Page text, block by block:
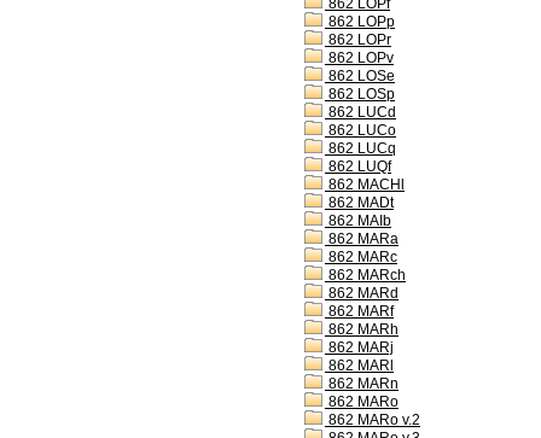
862 LOPf
862 LOPp
862 LOPr
862 LOPv
862 LOSe
862 LOSp
862 LUCd
862 LUCo
862 LUCq
862 LUQf
862 MACHl
862 MADt
862 MAIb
862 MARa
862 MARc
862 MARch
862 MARd
862 MARf
862 MARh
862 MARj
862 MARl
862 MARn
862 MARo
862 MARo v.2